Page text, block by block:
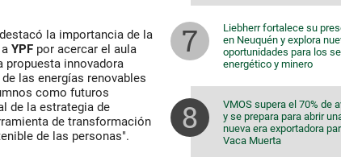
la importancia de la
YPF por acercar el aula
propuesta innovadora
las energías renovables
como futuros
de la estrategia de
de transformación
de las personas".
Liebherr fortalece su
en Neuquén y explora
oportunidades para los
energético y minero
VMOS supera el 70% de
y se prepara para abrir
nueva era exportadora
Vaca Muerta